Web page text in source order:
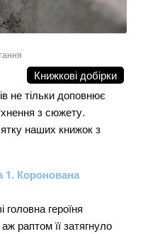
Книжкові добірки
не тільки доповнює
з сюжету.
наших книжок з
1. Коронована
героїня
раптом її затягнуло